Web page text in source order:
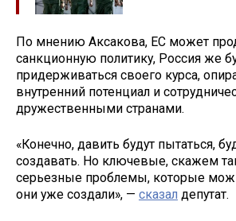
По мнению Аксакова, ЕС может
санкционную политику, Россия же
придерживаться своего курса,
внутренний потенциал и
дружественными странами.
«Конечно, давить будут пытаться,
создавать. Но ключевые, скажем
серьезные проблемы, которые
они уже создали», — сказал депутат.